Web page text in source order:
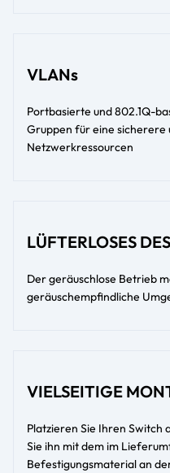
VLANs
Portbasierte und 802.1Q-
Gruppen für eine
Netzwerkressourcen
LÜFTERLOSES
Der geräuschlose Betrieb
geräuschempfindliche
VIELSEITIGE
Platzieren Sie Ihren
Sie ihn mit dem im
Befestigungsmaterial an